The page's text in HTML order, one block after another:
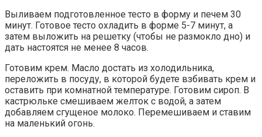
Выливаем подготовленное тесто в форму и печем 30
минут. Готовое тесто охладить в форме 5-7 минут, а
затем выложить на решетку (чтобы не размокло дно) и
дать настоятся не менее 8 часов.
Готовим крем. Масло достать из холодильника,
переложить в посуду, в которой будете взбивать крем и
оставить при комнатной температуре. Готовим сироп. В
кастрюльке смешиваем желток с водой, а затем
добавляем сгущеное молоко. Перемешиваем и ставим
на маленький огонь.